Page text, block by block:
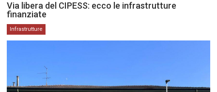
Via libera del CIPESS: ecco le infrastrutture
finanziate
Infrastrutture